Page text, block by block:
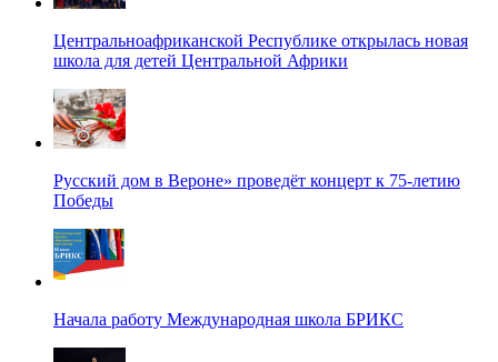
Центральноафриканской Республике открылась новая
школа для детей Центральной Африки
Русский дом в Вероне» проведёт концерт к 75-летию
Победы
Начала работу Международная школа БРИКС